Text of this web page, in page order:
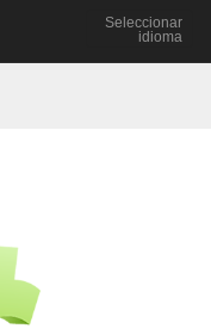
Seleccionar
idioma